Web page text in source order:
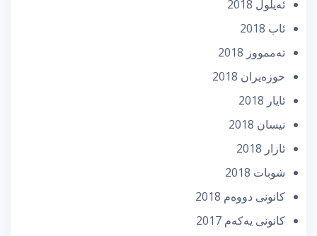
ئه‌یلول 2018
ئاب 2018
تەممووز 2018
حوزه‌یران 2018
ئایار 2018
نیسان 2018
ئازار 2018
شوبات 2018
كانونی دووه‌م 2018
كانونی یه‌كه‌م 2017